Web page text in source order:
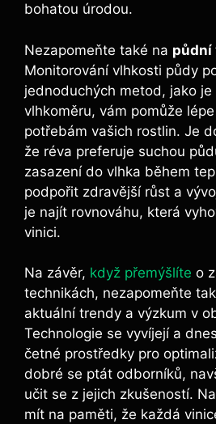
bohatou úrodou.
Nezapomeňte také na půdní
Monitorování vlhkosti půdy
jednoduchých metod, ⁣jako
vlhkoměru, vám pomůže
potřebám vašich rostlin. Je
že ⁤réva preferuje suchou
zasazení do vlhka během
‌podpořit ​zdravější růst a
je najít rovnováhu, která
vinici.
Na závěr, když přemýšlíte o
technikách, nezapomeňte
aktuální⁣ trendy a výzkum v
Technologie ​se vyvíjejí ​a
četné⁣ prostředky pro
dobré se ptát odborníků,
učit se z jejich zkušeností.
mít‍ na paměti, že ‌každá